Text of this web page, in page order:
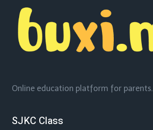
Online education platform for parents.
SJKC Class